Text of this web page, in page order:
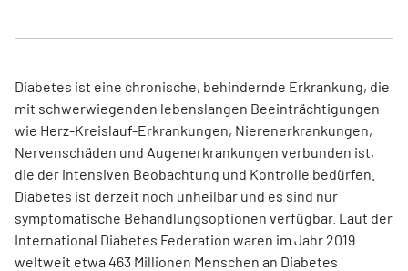
Diabetes ist eine chronische, behindernde Erkrankung, die
mit schwerwiegenden lebenslangen Beeinträchtigungen
wie Herz-Kreislauf-Erkrankungen, Nierenerkrankungen,
Nervenschäden und Augenerkrankungen verbunden ist,
die der intensiven Beobachtung und Kontrolle bedürfen.
Diabetes ist derzeit noch unheilbar und es sind nur
symptomatische Behandlungsoptionen verfügbar. Laut der
International Diabetes Federation waren im Jahr 2019
weltweit etwa 463 Millionen Menschen an Diabetes